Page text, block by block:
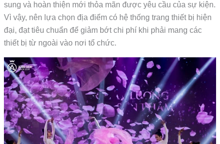
sung và hoàn thiện mới thỏa mãn được yêu cầu của sự kiện.
Vì vậy, nên lựa chọn địa điểm có hệ thống trang thiết bị hiện
đại, đạt tiêu chuẩn để giảm bớt chi phí khi phải mang các
thiết bị từ ngoài vào nơi tổ chức.